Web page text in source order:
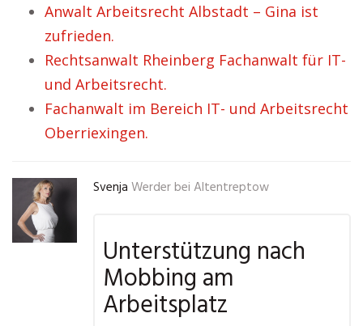
Anwalt Arbeitsrecht Albstadt – Gina ist
zufrieden.
Rechtsanwalt Rheinberg Fachanwalt für IT-
und Arbeitsrecht.
Fachanwalt im Bereich IT- und Arbeitsrecht
Oberriexingen.
Svenja Werder bei Altentreptow
Unterstützung nach
Mobbing am
Arbeitsplatz